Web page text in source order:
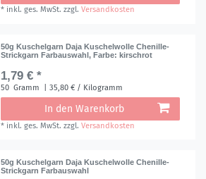
* inkl. ges. MwSt. zzgl.Versandkosten
50g Kuschelgarn Daja Kuschelwolle Chenille-
Strickgarn Farbauswahl, Farbe: kirschrot
1,79 € *
50 Gramm | 35,80 € / Kilogramm
In den Warenkorb
* inkl. ges. MwSt. zzgl.Versandkosten
50g Kuschelgarn Daja Kuschelwolle Chenille-
Strickgarn Farbauswahl